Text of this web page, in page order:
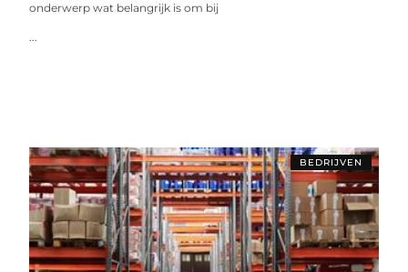
onderwerp wat belangrijk is om bij
...
BEDRIJVEN